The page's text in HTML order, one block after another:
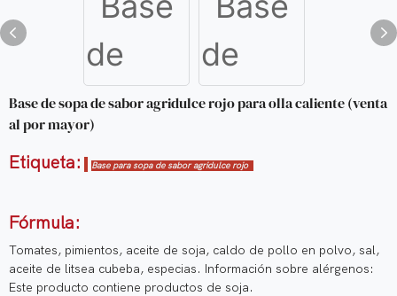
Base de sopa de sabor agridulce rojo para olla caliente (venta
al por mayor)
Etiqueta: Base para sopa de sabor agridulce rojo
Fórmula:
Tomates, pimientos, aceite de soja, caldo de pollo en polvo, sal,
aceite de litsea cubeba, especias. Información sobre alérgenos:
Este producto contiene productos de soja.